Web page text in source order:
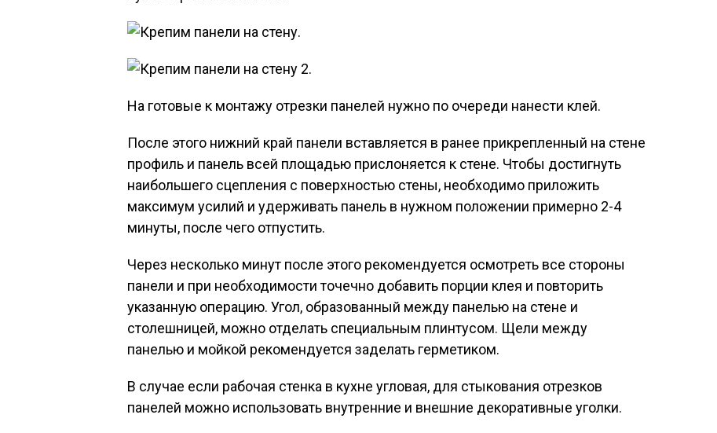
На готовые к монтажу отрезки панелей нужно по очереди нанести клей.
После этого нижний край панели вставляется в ранее прикрепленный на стене
профиль и панель всей площадью прислоняется к стене. Чтобы достигнуть
наибольшего сцепления с поверхностью стены, необходимо приложить
максимум усилий и удерживать панель в нужном положении примерно 2-4
минуты, после чего отпустить.
Через несколько минут после этого рекомендуется осмотреть все стороны
панели и при необходимости точечно добавить порции клея и повторить
указанную операцию. Угол, образованный между панелью на стене и
столешницей, можно отделать специальным плинтусом. Щели между
панелью и мойкой рекомендуется заделать герметиком.
В случае если рабочая стенка в кухне угловая, для стыкования отрезков
панелей можно использовать внутренние и внешние декоративные уголки.